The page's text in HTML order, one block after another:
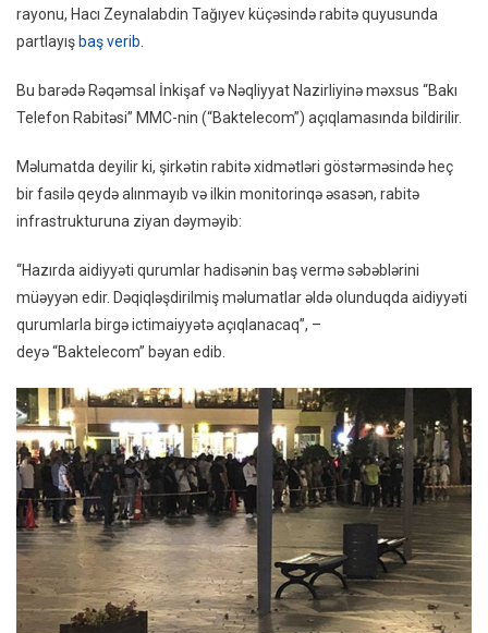
Barədə
rayonu, Hacı Zeynalabdin Tağıyev küçəsində rabitə quyusunda
partlayış baş verib.
Bu barədə Rəqəmsal İnkişaf və Nəqliyyat Nazirliyinə məxsus “Bakı
Telefon Rabitəsi” MMC-nin (“Baktelecom”) açıqlamasında bildirilir.
Məlumatda deyilir ki, şirkətin rabitə xidmətləri göstərməsində heç
bir fasilə qeydə alınmayıb və ilkin monitorinqə əsasən, rabitə
infrastrukturuna ziyan dəyməyib:
“Hazırda aidiyyəti qurumlar hadisənin baş vermə səbəblərini
müəyyən edir. Dəqiqləşdirilmiş məlumatlar əldə olunduqda aidiyyəti
qurumlarla birgə ictimaiyyətə açıqlanacaq”, –
deyə “Baktelecom” bəyan edib.